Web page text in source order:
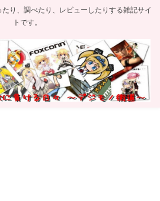
り、調べたり、レビューしたりする雑記サイ
トです。